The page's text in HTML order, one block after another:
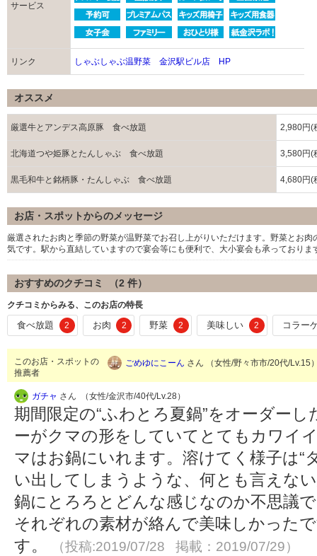
サービス
リンク しゃぶしゃぶ温野菜 金沢駅ビル店 HP
オススメ
厳選牛とアンデス高原豚 食べ放題 2,980円(
北海道つや姫豚とたんしゃぶ 食べ放題 3,580円(
黒毛和牛と銘柄豚・たんしゃぶ 食べ放題 4,680円(
お店・スポットからのメッセージ
厳選されたお肉と季節の野菜が温野菜でお召し上がりいただけます。野菜とお
気です。駅から直結していますので宴会等にも便利で、大小宴会も承っており
おすすめのクチコミ （2 件）
クチコミからみる、このお店の特長
食べ放題 2 お肉 2 野菜 2 美味しい 2 コラー
このお店・スポットの
推薦者
ごめゆにこーん さん （女性/野々市市/20代/Lv.15
ガチャ さん （女性/金沢市/40代/Lv.28）
期間限定の“ふわとろ夏鍋”をオーダー
ーがクマの形をしていてとてもカワイ
マはお鍋にいれます。溶けてく様子は“
い出してしまうような、何とも言えな
鍋にとろろとどんな感じなのか不思議
それぞれの素材が絡んで美味しかった
す。
（投稿:2019/07/28 掲載：2019/07/29）